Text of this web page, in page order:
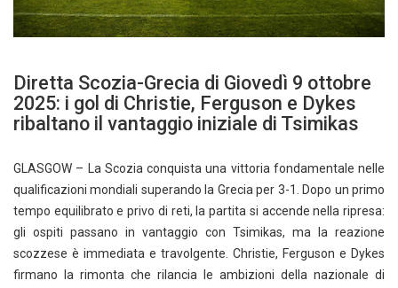
Diretta Scozia-Grecia di Giovedì 9 ottobre
2025: i gol di Christie, Ferguson e Dykes
ribaltano il vantaggio iniziale di Tsimikas
GLASGOW – La Scozia conquista una vittoria fondamentale nelle
qualificazioni mondiali superando la Grecia per 3-1. Dopo un primo
tempo equilibrato e privo di reti, la partita si accende nella ripresa:
gli ospiti passano in vantaggio con Tsimikas, ma la reazione
scozzese è immediata e travolgente. Christie, Ferguson e Dykes
firmano la rimonta che rilancia le ambizioni della nazionale di